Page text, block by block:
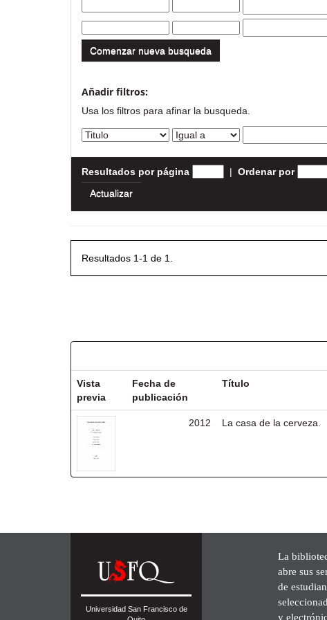
Comenzar nueva busqueda
Añadir filtros:
Usa los filtros para afinar la busqueda.
Resultados por página | Ordenar por
Resultados 1-1 de 1.
Vista
previa
Fecha de
publicación
Título
2012 La casa de la cerveza.
Universidad San Francisco de
La
abre sus
de
y